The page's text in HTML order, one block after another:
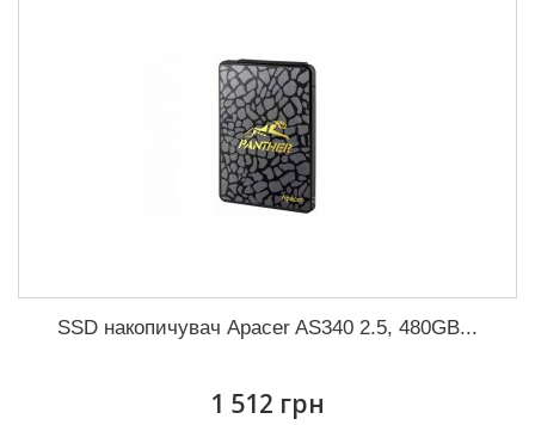
SSD накопичувач Apacer AS340 2.5, 480GB...
1 512 грн